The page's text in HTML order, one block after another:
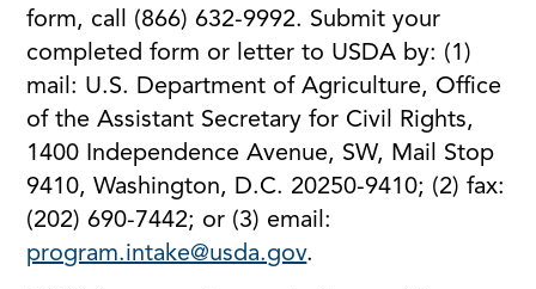
form, call (866) 632-9992. Submit your
completed form or letter to USDA by: (1)
mail: U.S. Department of Agriculture, Office
of the Assistant Secretary for Civil Rights,
1400 Independence Avenue, SW, Mail Stop
9410, Washington, D.C. 20250-9410; (2) fax:
(202) 690-7442; or (3) email:
program.intake@usda.gov.